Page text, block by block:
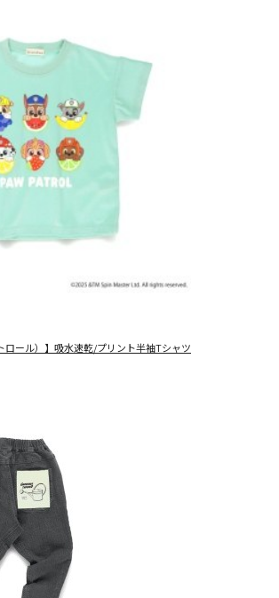
ロール）】吸水速乾/プリント半袖Tシャツ